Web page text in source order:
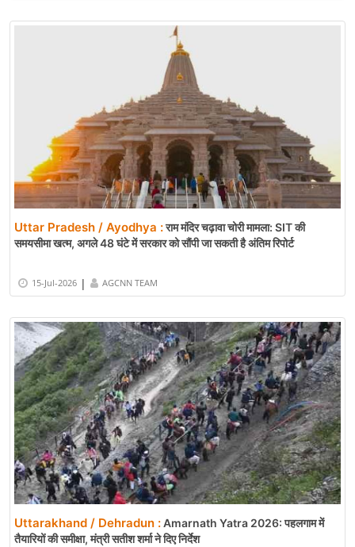
Uttar Pradesh / Ayodhya :राम मंदिर चढ़ावा चोरी मामला: SIT की
समयसीमा खत्म, अगले 48 घंटे में सरकार को सौंपी जा सकती है अंतिम रिपोर्ट
15-Jul-2026 | AGCNN TEAM
Uttarakhand / Dehradun :Amarnath Yatra 2026: पहलगाम में
तैयारियों की समीक्षा, मंत्री सतीश शर्मा ने दिए निर्देश